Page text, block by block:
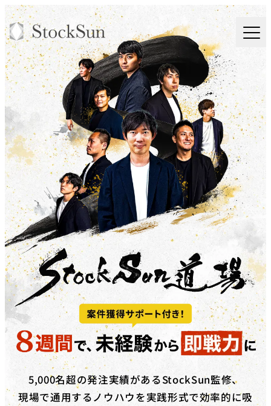
5,000名超の発注実績があるStockSun監修、
現場で通用するノウハウを実践形式で効率的に吸